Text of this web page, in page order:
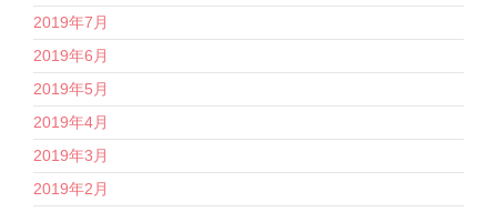
2019年7月
2019年6月
2019年5月
2019年4月
2019年3月
2019年2月